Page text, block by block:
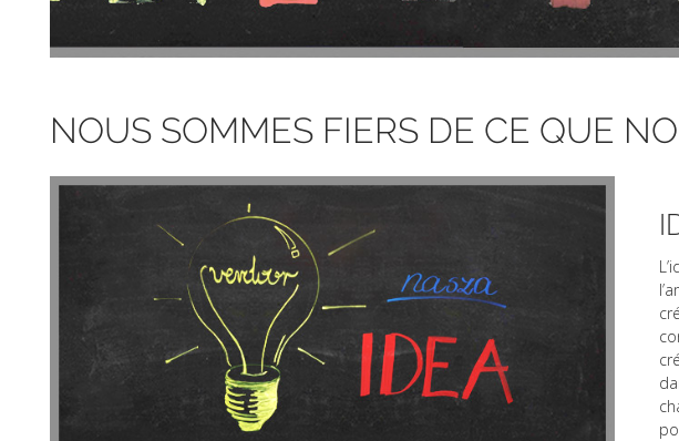
NOUS SOMMES FIERS DE CE QUE